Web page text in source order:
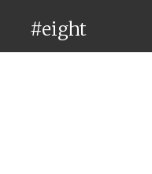
#eight